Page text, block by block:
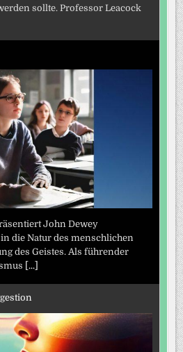
sollte. Professor Leacock
John Dewey
die Natur des menschlichen
des Geistes. Als führender
[...]